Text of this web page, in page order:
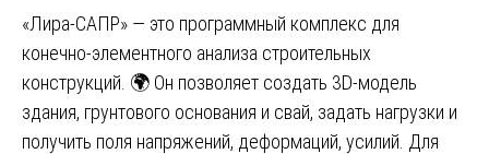
«Лира-САПР» — это программный комплекс для
конечно-элементного анализа строительных
конструкций. 🌍 Он позволяет создать 3D-модель
здания, грунтового основания и свай, задать нагрузки и
получить поля напряжений, деформаций, усилий. Для